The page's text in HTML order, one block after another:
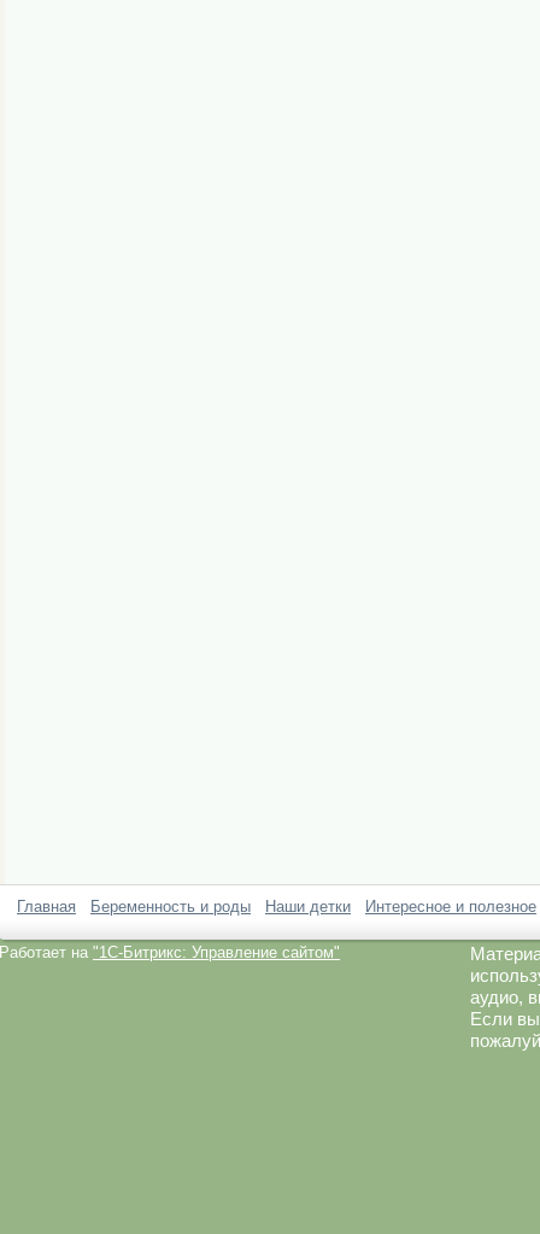
Главная Беременность и роды Наши детки Интересное и полезное
Работает на "1C-Битрикс: Управление сайтом"
аудио,
Если вы